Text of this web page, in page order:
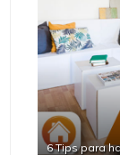
6 Tips para